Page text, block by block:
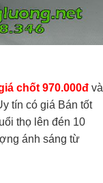
chốt 970.000đ và
tín có giá Bán tốt
thọ lên đén 10
ánh sáng từ